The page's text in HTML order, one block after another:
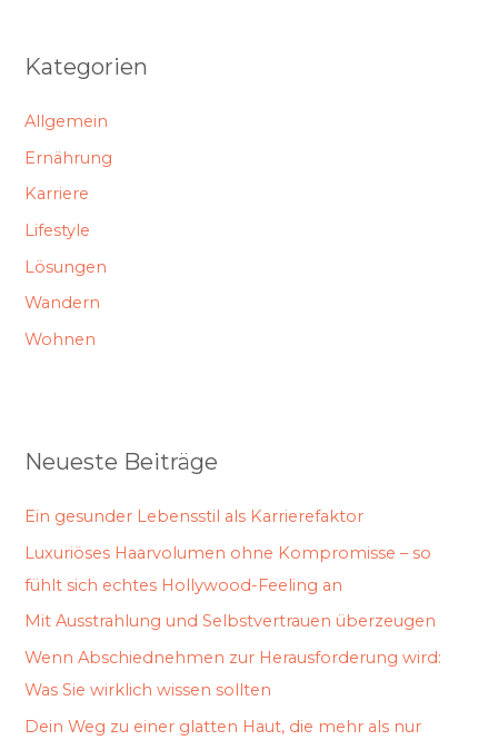
Kategorien
Allgemein
Ernährung
Karriere
Lifestyle
Lösungen
Wandern
Wohnen
Neueste Beiträge
Ein gesunder Lebensstil als Karrierefaktor
Luxuriöses Haarvolumen ohne Kompromisse – so
fühlt sich echtes Hollywood-Feeling an
Mit Ausstrahlung und Selbstvertrauen überzeugen
Wenn Abschiednehmen zur Herausforderung wird:
Was Sie wirklich wissen sollten
Dein Weg zu einer glatten Haut, die mehr als nur